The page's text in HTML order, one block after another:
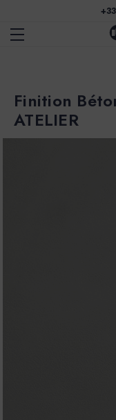
Finition
ATELIER